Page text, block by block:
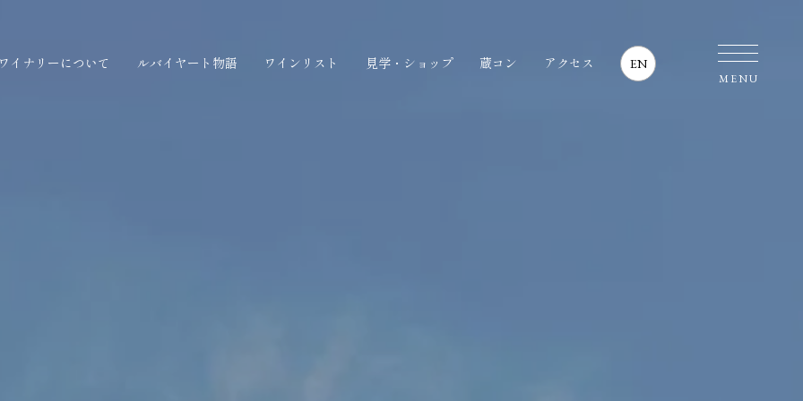
イナリーについて ルバイヤート物語 ワインリスト 見学・ショップ 蔵コン アクセス EN
MENU